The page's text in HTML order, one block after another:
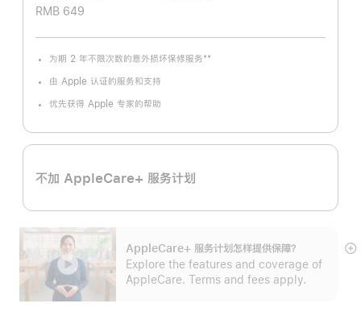
RMB 649
为期 2 年不限次数的意外损坏保修服务
注
**
由 Apple 认证的服务和支持
优先获得 Apple 专家的帮助
不加 AppleCare+ 服务计划
AppleCare+ 服务计划怎样提供保⁠障？
Explore the features and coverage of
AppleCare. Terms and fees apply.
展